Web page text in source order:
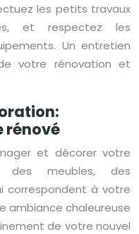
les petits travaux
et respectez les
Un entretien
votre rénovation et
rénové
et décorer votre
des meubles, des
correspondent à votre
ambiance chaleureuse
de votre nouvel